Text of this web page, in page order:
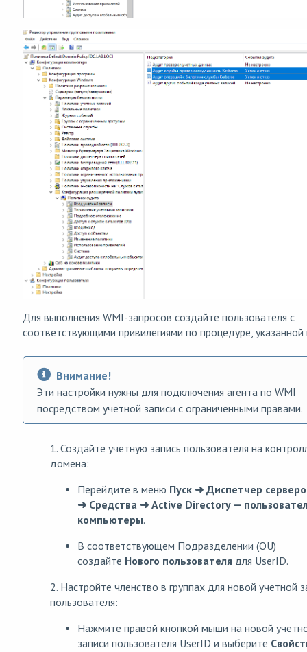
Для выполнения WMI-запросов создайте пользователя с
соответствующими привилегиями по процедуре,
Внимание!
Эти настройки нужны для подключения агента по WMI
посредством учетной записи с ограниченными правами.
1. Создайте учетную запись пользователя на
домена:
Перейдите в меню Пуск ➜ Диспетчер
➜ Средства ➜ Active Directory —
компьютеры.
В соответствующем Подразделении (OU)
создайте Нового пользователя для UserID.
2. Настройте членство в группах для новой учетной
пользователя:
Нажмите правой кнопкой мыши на новой
записи пользователя UserID и выберите